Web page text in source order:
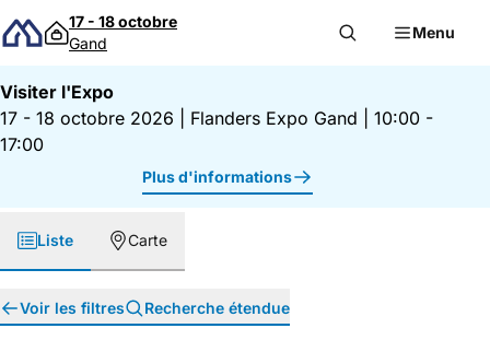
Passer au contenu
17 - 18 octobre
Gand
Menu
Visiter l'Expo
17 - 18 octobre 2026
Flanders Expo Gand
10:00 -
17:00
Plus d'informations
Liste Carte
Voir les filtres Recherche étendue